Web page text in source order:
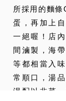
所採用的麵
蛋，再加上
一絕喔！店
間滷製，海
等都相當入
常順口，湯
湯配以韭菜